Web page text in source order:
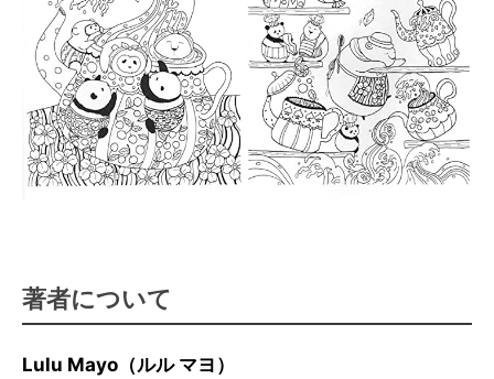
著者について
Lulu Mayo（ルル マヨ）